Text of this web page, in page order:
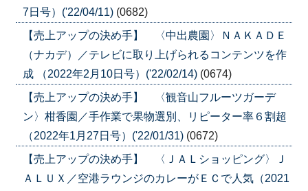
7日号）('22/04/11) (0682)
【売上アップの決め手】 〈中出農園〉ＮＡＫＡＤＥ
（ナカデ）／テレビに取り上げられるコンテンツを作
成 （2022年2月10日号）('22/02/14) (0674)
【売上アップの決め手】 〈観音山フルーツガーデ
ン〉柑香園／手作業で果物選別、リピーター率６割超
（2022年1月27日号）('22/01/31) (0672)
【売上アップの決め手】 〈ＪＡＬショッピング〉Ｊ
ＡＬＵＸ／空港ラウンジのカレーがＥＣで人気（2021